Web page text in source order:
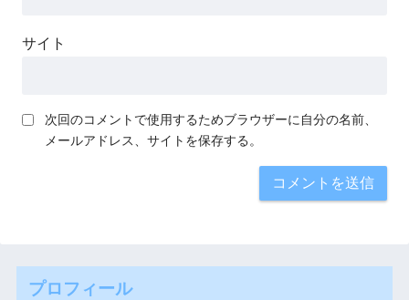
サイト
次回のコメントで使用するためブラウザーに自分の名前、
メールアドレス、サイトを保存する。
プロフィール